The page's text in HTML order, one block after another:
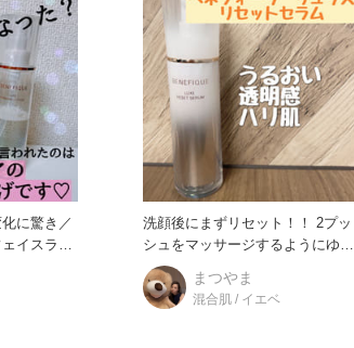
に驚き／
イスライ
気
洗顔後にまずリセット！！ 2プッ
シュをマッサージするようにゆっ
くりやさしくなじませると…
まつやま
混合肌 / イエベ